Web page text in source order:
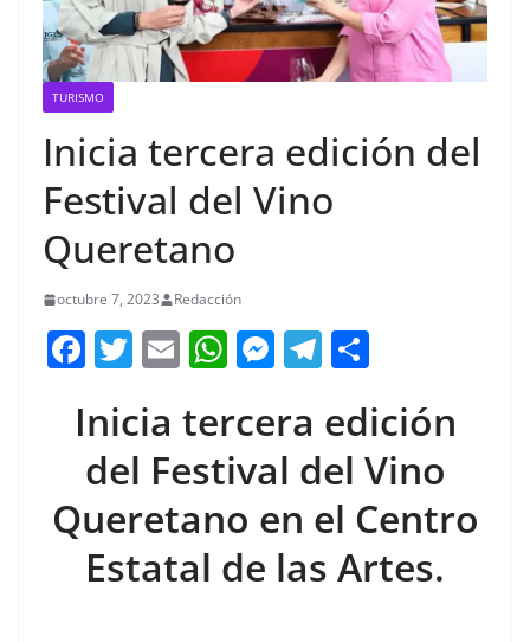
TURISMO
Inicia tercera edición del
Festival del Vino
Queretano
octubre 7, 2023 Redacción
F
c
e
b
o
o
T
itt
er
E
ai
l
W
at
s
A
p
p
M
ss
e
n
g
er
T
e
gr
a
m
m
p
ar
tir
Inicia tercera edición
del Festival del Vino
Queretano en el Centro
Estatal de las Artes.